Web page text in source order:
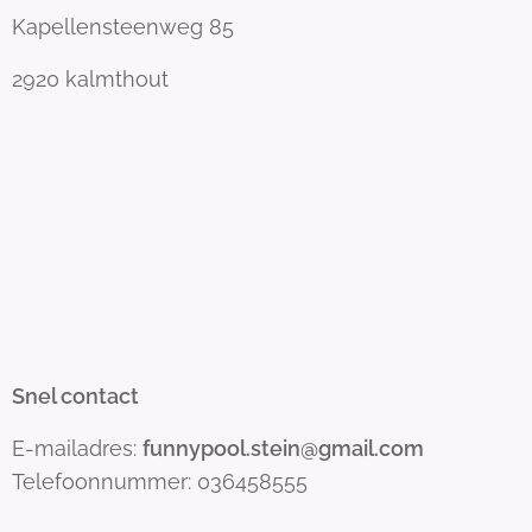
Kapellensteenweg 85
2920 kalmthout
Snel contact
E-mailadres: funnypool.stein@gmail.com
Telefoonnummer: 036458555